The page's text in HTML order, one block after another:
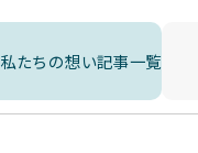
私たちの想い記事一覧